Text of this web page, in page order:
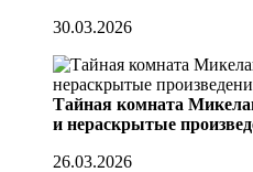
30.03.2026
Тайная комната
и нераскрытые
26.03.2026